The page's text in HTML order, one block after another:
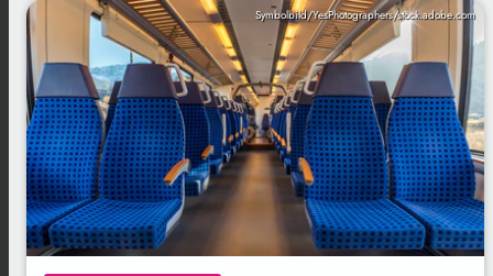
Symbolbild/YesPhotographers/stock.adobe.com